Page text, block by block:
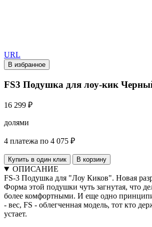
URL
В избранное
FS3 Подушка для лоу-кик
16 299 ₽
долями
4 платежа по 4 075 ₽
Купить в один клик В корзину
ОПИСАНИЕ
FS-3 Подушка для "Лоу Киков". Новая
Форма этой подушки чуть загнутая, что
более комфортными. И еще одно
- вес, FS - облегченная модель, тот кто
устает.